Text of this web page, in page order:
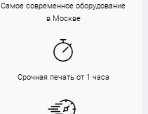
Самое современное оборудование
в Москве
Срочная печать от 1 часа